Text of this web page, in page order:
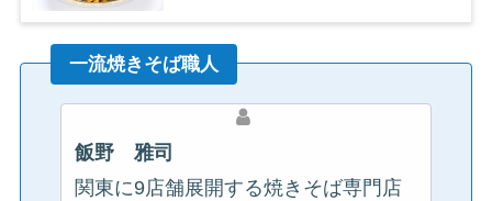
一流焼きそば職人
飯野 雅司
関東に9店舗展開する焼きそば専門店